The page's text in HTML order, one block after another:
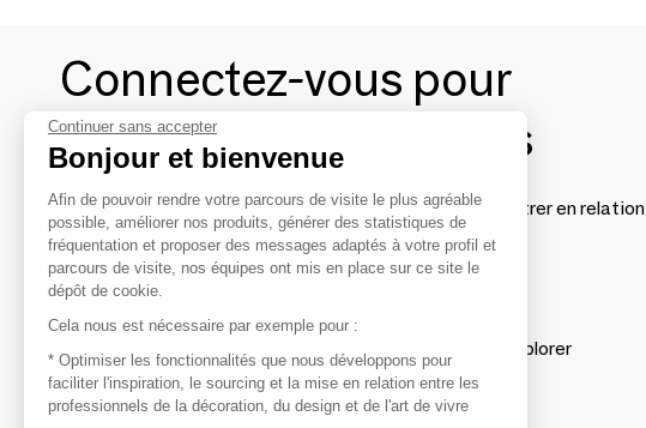
Connectez-vous pour
contacter les marques
Afin de profiter au mieux de l'expérience MOM et de rentrer en relation
avec vos marques préférées, créez-vous un compte.
Découvrir
Les produits de milliers de fournisseurs à explorer
S'inspirer
Continuer sans accepter
Bonjour et bienvenue
Afin de pouvoir rendre votre parcours de visite le plus agréable
possible, améliorer nos produits, générer des statistiques de
fréquentation et proposer des messages adaptés à votre profil et
parcours de visite, nos équipes ont mis en place sur ce site le
dépôt de cookie.
Cela nous est nécessaire par exemple pour :
* Optimiser les fonctionnalités que nous développons pour
faciliter l'inspiration, le sourcing et la mise en relation entre les
professionnels de la décoration, du design et de l'art de vivre